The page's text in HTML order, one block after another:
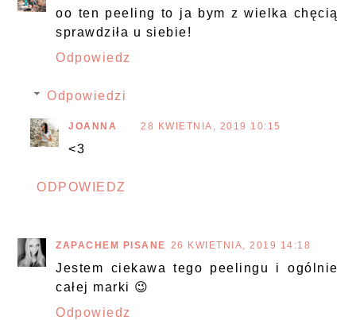
oo ten peeling to ja bym z wielka chęcią
sprawdziła u siebie!
Odpowiedz
Odpowiedzi
JOANNA 28 KWIETNIA, 2019 10:15
<3
ODPOWIEDZ
ZAPACHEM PISANE 26 KWIETNIA, 2019 14:18
Jestem ciekawa tego peelingu i ogólnie
całej marki 😉
Odpowiedz